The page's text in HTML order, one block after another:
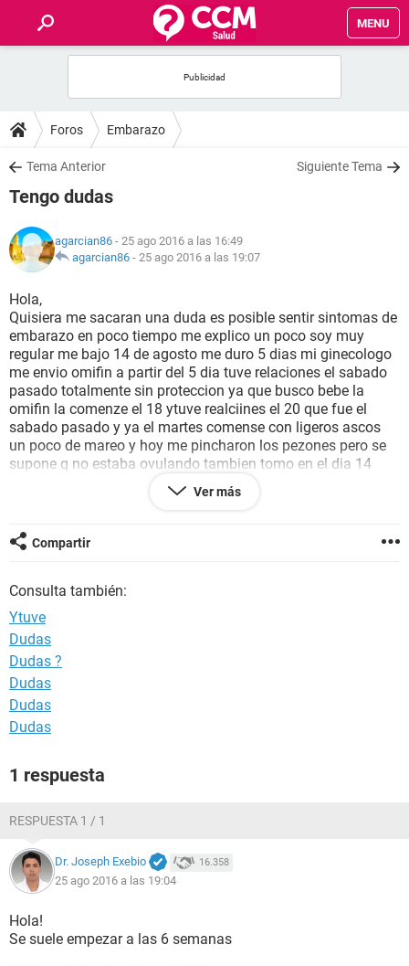
MENU
FOROS
SALUD
FAMILIA
NUTRICIÓN
BIENESTAR
SEXUALIDAD
GLOSARIO
Foros Embarazo
Tema Anterior Siguiente Tema
Tengo dudas
agarcian86 - 25 ago 2016 a las 16:49
agarcian86 - 25 ago 2016 a las 19:07
Hola,
Quisiera me sacaran una duda es posible sentir sintomas de
embarazo en poco tiempo me explico un poco soy muy
regular me bajo 14 de agosto me duro 5 dias mi ginecologo
me envio omifin a partir del 5 dia tuve relaciones el sabado
pasado totalmente sin proteccion ya que busco bebe la
omifin la comenze el 18 ytuve realciines el 20 que fue el
sabado pasado y ya el martes comense con ligeros ascos
un poco de mareo y hoy me pincharon los pezones pero se
supone q no estaba ovulando tambien tomo en el dia 14
progesterona q posibilidades hay de embarazo si se supone
q hasta el dia 14 del periodo ovulo si me sentido un poco
fertil en este momento y tuve relaciones dos dias antes ojala
me pueda entender y ayudarme
Ver más
Compartir
Consulta también:
Ytuve
Dudas
Dudas ?
Dudas
Dudas
Dudas
1 respuesta
RESPUESTA 1 / 1
Dr. Joseph Exebio 16.358
25 ago 2016 a las 19:04
Hola!
Se suele empezar a las 6 semanas